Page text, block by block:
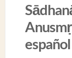
español